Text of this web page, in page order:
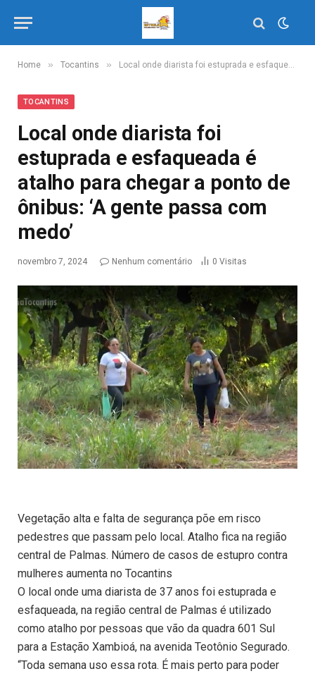
Home » Tocantins » Local onde diarista foi estuprada e esfaqueada é atalho para chegar a ponto de ônibus: ‘A gente passa com medo’
TOCANTINS
Local onde diarista foi
estuprada e esfaqueada é
atalho para chegar a ponto de
ônibus: ‘A gente passa com
medo’
novembro 7, 2024 Nenhum comentário 0 Visitas
Vegetação alta e falta de segurança põe em risco
pedestres que passam pelo local. Atalho fica na região
central de Palmas. Número de casos de estupro contra
mulheres aumenta no Tocantins
O local onde uma diarista de 37 anos foi estuprada e
esfaqueada, na região central de Palmas é utilizado
como atalho por pessoas que vão da quadra 601 Sul
para a Estação Xambioá, na avenida Teotônio Segurado.
“Toda semana uso essa rota. É mais perto para poder